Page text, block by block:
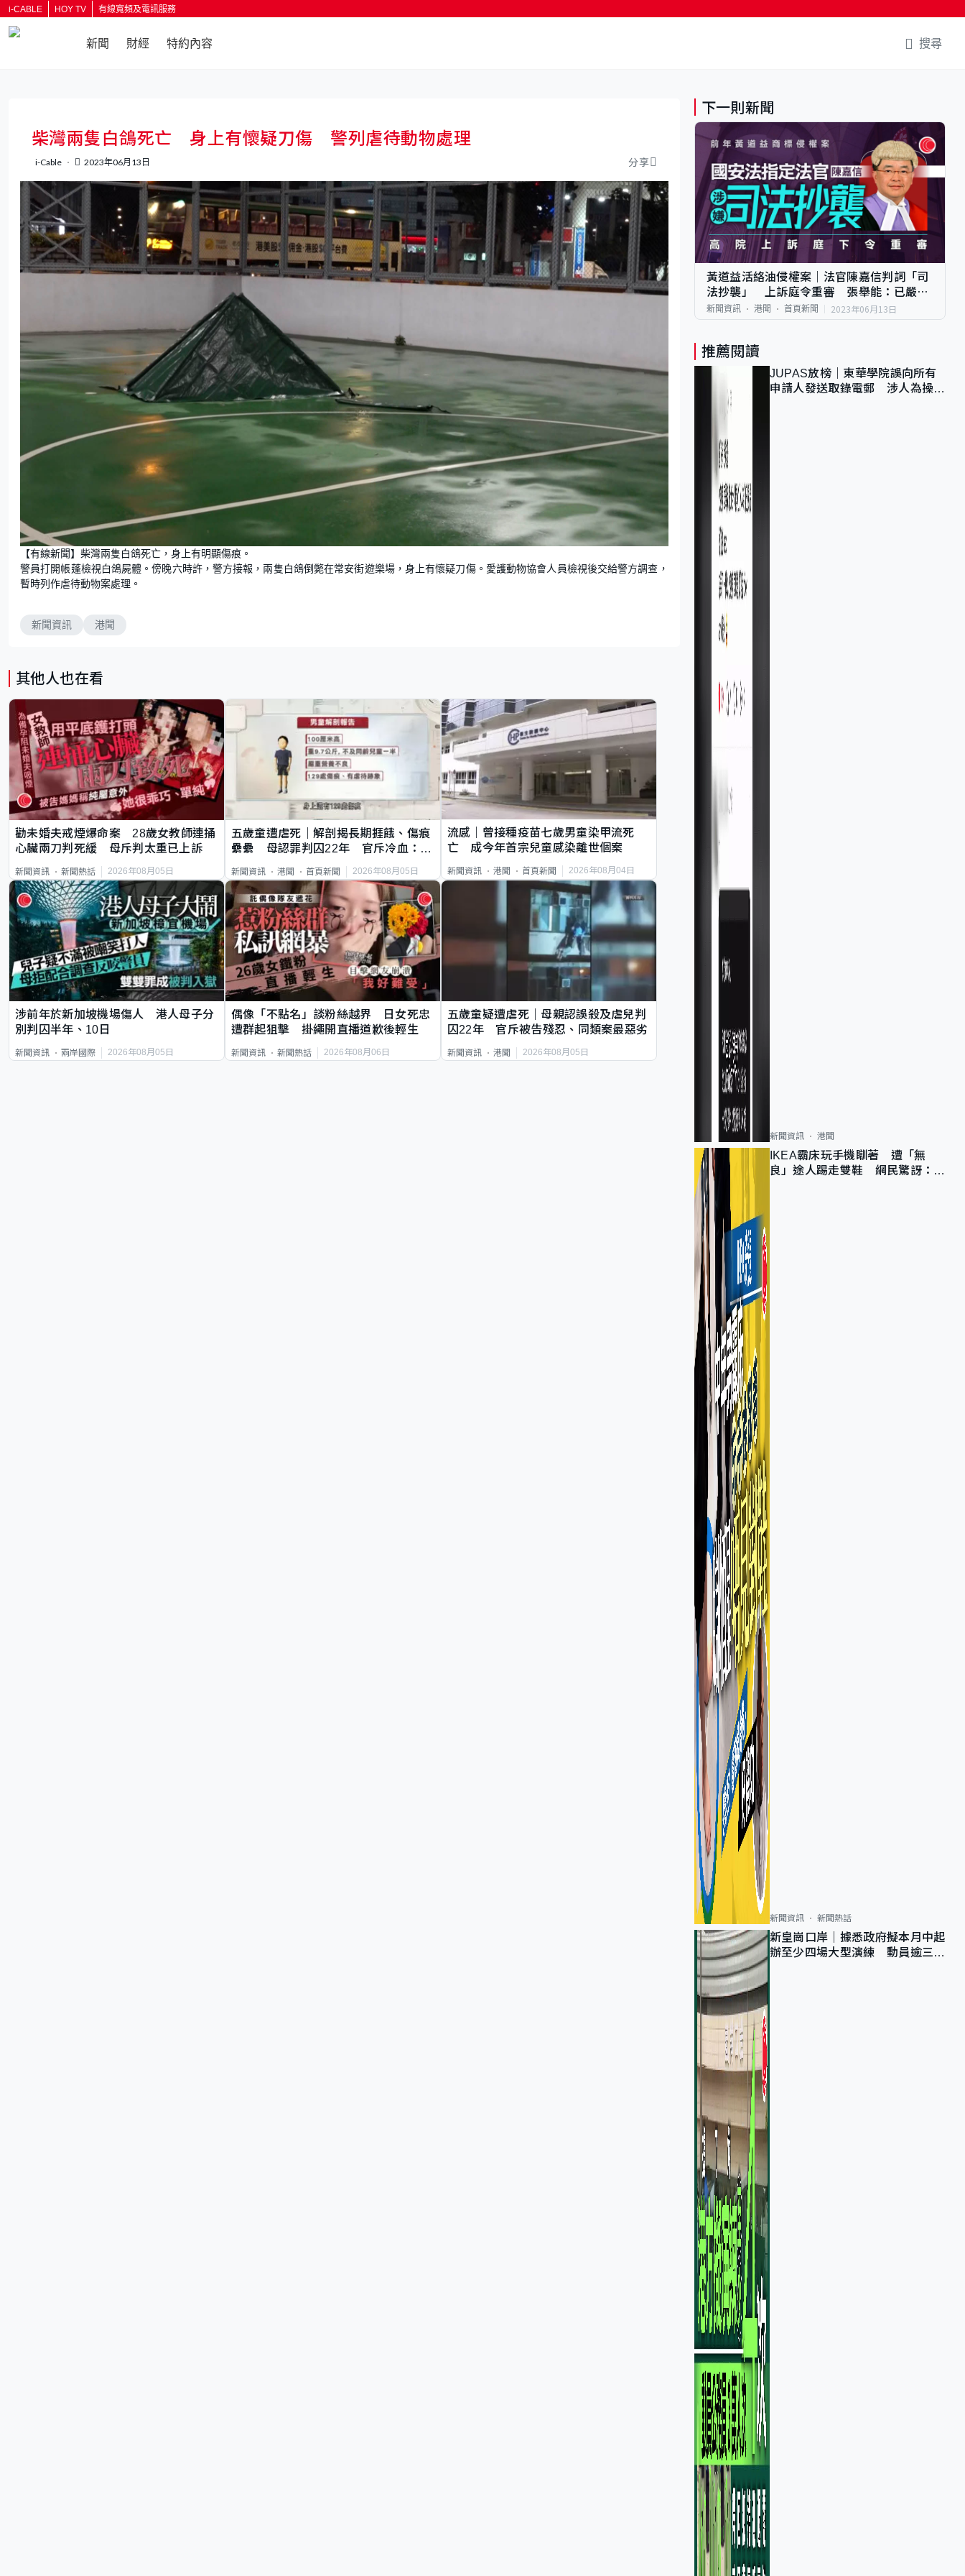
i-CABLE HOY TV 有線寬頻及電訊服務
新聞 財經 特約內容 搜尋
柴灣兩隻白鴿死亡 身上有懷疑刀傷 警列虐待動物處理
i-Cable 2023年06月13日 分享
【有線新聞】柴灣兩隻白鴿死亡，身上有明顯傷痕。
警員打開帳蓬檢視白鴿屍體。傍晚六時許，警方接報，兩隻白鴿倒斃在常安街遊樂場，身上有懷疑刀傷。愛護動物協會人員檢視後交給警方調查，
暫時列作虐待動物案處理。
新聞資訊 港聞
其他人也在看
勸未婚夫戒煙爆命案 28歲女教師連捅
心臟兩刀判死緩 母斥判太重已上訴
新聞資訊 新聞熱話 2026年08月05日
五歲童遭虐死｜解剖揭長期捱餓、傷痕
纍纍 母認罪判囚22年 官斥冷血：同
新聞資訊 港聞 首頁新聞 2026年08月05日
流感｜曾接種疫苗七歲男童染甲流死
亡 成今年首宗兒童感染離世個案
新聞資訊 港聞 首頁新聞 2026年08月04日
涉前年於新加坡機場傷人 港人母子分
別判囚半年、10日
新聞資訊 兩岸國際 2026年08月05日
偶像「不點名」談粉絲越界 日女死忠
遭群起狙擊 掛繩開直播道歉後輕生
新聞資訊 新聞熱話 2026年08月06日
五歲童疑遭虐死｜母親認誤殺及虐兒判
囚22年 官斥被告殘忍、同類案最惡劣
新聞資訊 港聞 2026年08月05日
下一則新聞
黃道益活絡油侵權案｜法官陳嘉信判詞「司
法抄襲」 上訴庭令重審 張舉能：已嚴肅
訓誡
新聞資訊 港聞 首頁新聞 2023年06月13日
推薦閱讀
JUPAS放榜｜東華學院誤向所有
申請人發送取錄電郵 涉人為操作
新聞資訊 港聞
IKEA霸床玩手機瞓著 遭「無
良」途人踢走雙鞋 網民驚訝：冇
新聞資訊 新聞熱話
新皇崗口岸｜據悉政府擬本月中起
辦至少四場大型演練 動員逾三萬